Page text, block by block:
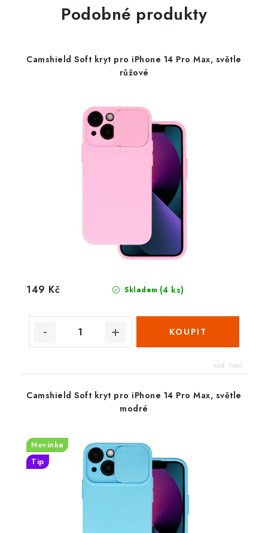
Podobné produkty
Camshield Soft kryt pro iPhone 14 Pro Max, světle
růžové
Skladem (4 ks)
149 Kč
Kód: 7440
Camshield Soft kryt pro iPhone 14 Pro Max, světle
modré
Novinka
Tip